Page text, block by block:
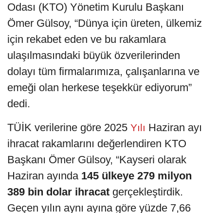
Odası (KTO) Yönetim Kurulu Başkanı
Ömer Gülsoy, “Dünya için üreten, ülkemiz
için rekabet eden ve bu rakamlara
ulaşılmasındaki büyük özverilerinden
dolayı tüm firmalarımıza, çalışanlarına ve
emeği olan herkese teşekkür ediyorum”
dedi.
TÜİK verilerine göre 2025 Yılı Haziran ayı
ihracat rakamlarını değerlendiren KTO
Başkanı Ömer Gülsoy, “Kayseri olarak
Haziran ayında 145 ülkeye 279 milyon
389 bin dolar ihracat gerçekleştirdik.
Geçen yılın aynı ayına göre yüzde 7,66